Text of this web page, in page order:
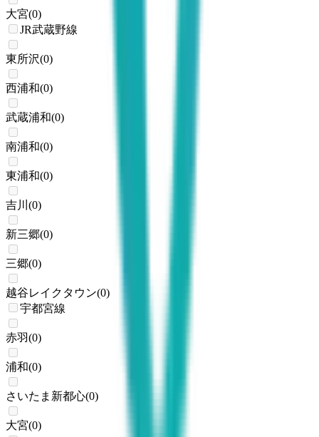
大宮(0)
JR武蔵野線
東所沢(0)
西浦和(0)
武蔵浦和(0)
南浦和(0)
東浦和(0)
吉川 (0)
新三郷(0)
三郷(0)
越谷レイクタウン(0)
宇都宮線
赤羽(0)
浦和(0)
さいたま新都心(0)
大宮(0)